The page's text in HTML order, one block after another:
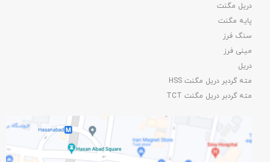
دریل مگنت
پایه مگنت
سنگ فرز
مینی فرز
دریل
مته گردبر دریل مگنت HSS
مته گردبر دریل مگنت TCT